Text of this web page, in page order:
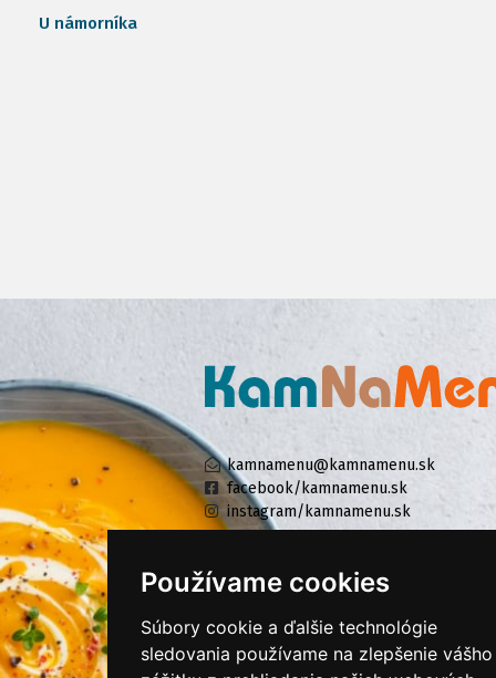
Používame cookies
Súbory cookie a ďalšie technológie
sledovania používame na zlepšenie vášho
U námorníka
kamnamenu@kamnamenu.sk
facebook/kamnamenu.sk
instagram/kamnamenu.sk
KONTAKTUJTE NÁS
PRIHLÁSIŤ SA DO ZÁKAZNÍCKEJ ZÓNY